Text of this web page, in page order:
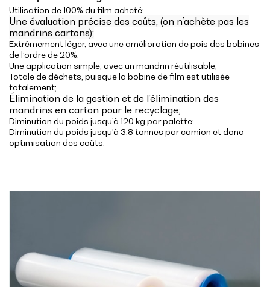
Utilisation de 100% du film acheté;
Une évaluation précise des coûts, (on n’achète pas les
mandrins cartons);
Extrêmement léger, avec une amélioration de pois des bobines
de l’ordre de 20%.
Une application simple, avec un mandrin réutilisable;
Totale de déchets, puisque la bobine de film est utilisée
totalement;
Élimination de la gestion et de l’élimination des
mandrins en carton pour le recyclage;
Diminution du poids jusqu'à 120 kg par palette;
Diminution du poids jusqu’à 3.8 tonnes par camion et donc
optimisation des coûts;